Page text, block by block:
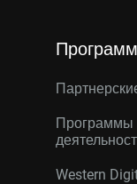
Программы
Western